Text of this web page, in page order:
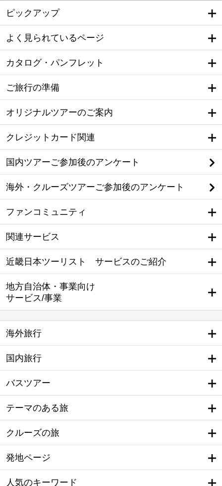
ピックアップ
よく見られているページ
カタログ・パンフレット
ご旅行の準備
オリジナルツアーのご案内
クレジットカード関連
国内ツアーご参加後のアンケート
海外・クルーズツアーご参加後のアンケート
ファンコミュニティ
関連サービス
近畿日本ツーリスト サービスのご紹介
地方自治体・事業向け
サービス/事業
海外旅行
国内旅行
バスツアー
テーマのある旅
クルーズの旅
発地ページ
人気のキーワード